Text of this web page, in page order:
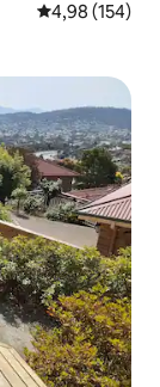
Évaluation
4,98 (154)